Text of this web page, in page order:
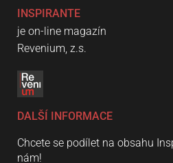
INSPIRANTE
je on-line magazín
Revenium, z.s.
DALŠÍ INFORMACE
Chcete se podílet na obsahu
nám!